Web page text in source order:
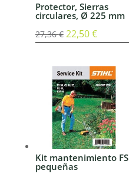
Protector, Sierras
circulares, Ø 225 mm
27,36€ El
original
era:
27,36 €.
22,50€El
actual
es:
22,50 €.
Kit mantenimiento FS
pequeñas